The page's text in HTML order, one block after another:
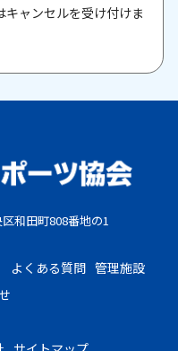
ャンセルを受け付けま
受講料は返金いたしま
金は原則としていたし
談ください。
以内にお申し込み時に
30日以内に課金となり
和田町808番地の1
よくある質問 管理施設